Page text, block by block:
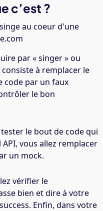
c’est ?
par « singer » ou
consiste à remplacer le
code par un faux
le bon
le bout de code qui
vous allez remplacer
un mock.
vérifier le
bien et dire à votre
Enfin, dans votre